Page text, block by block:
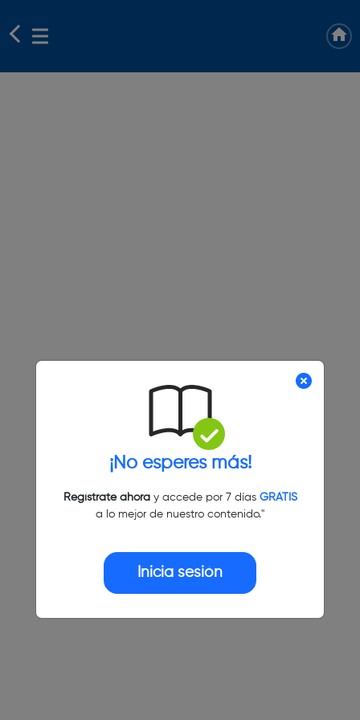
¡No esperes más!
Regístrate ahoray accede por 7 días GRATIS
a lo mejor de nuestro contenido."
Inicia sesión